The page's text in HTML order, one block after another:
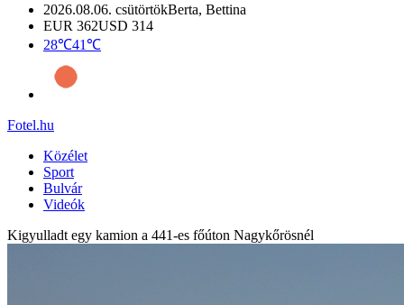
2026.08.06. csütörtökBerta, Bettina
EUR 362USD 314
28℃41℃
Fotel.hu
Közélet
Sport
Bulvár
Videók
Kigyulladt egy kamion a 441-es főúton Nagykőrösnél